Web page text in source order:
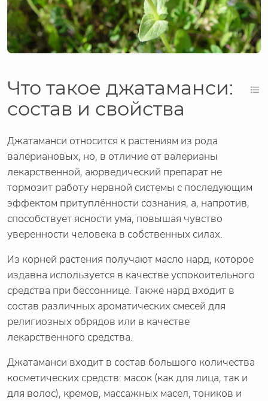
Что такое джатаманси:
состав и свойства
Джатаманси относится к растениям из рода
валериановых, но, в отличие от валерианы
лекарственной, аюрведический препарат не
тормозит работу нервной системы с последующим
эффектом притуплённости сознания, а, напротив,
способствует ясности ума, повышая чувство
уверенности человека в собственных силах.
Из корней растения получают масло нард, которое
издавна используется в качестве успокоительного
средства при бессоннице. Также нард входит в
состав различных ароматических смесей для
религиозных обрядов или в качестве
лекарственного средства.
Джатаманси входит в состав большого количества
косметических средств: масок (как для лица, так и
для волос), кремов, массажных масел, тоников и